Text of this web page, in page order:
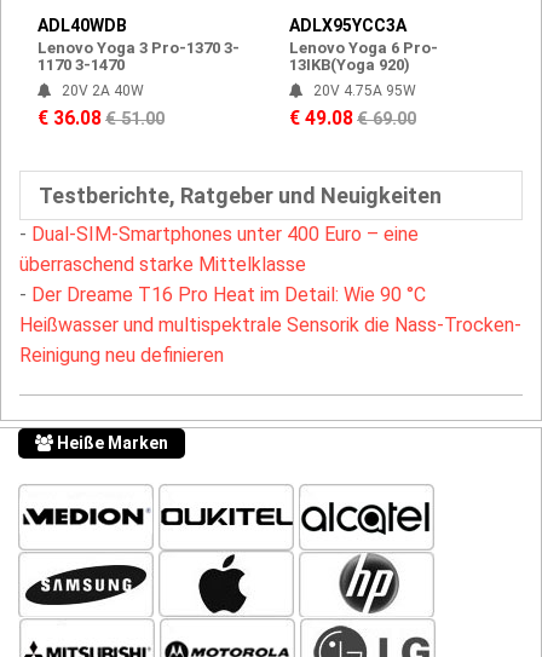
ADL40WDB
Lenovo Yoga 3 Pro-1370 3-
1170 3-1470
20V 2A 40W
€ 36.08€ 51.00
ADLX95YCC3A
Lenovo Yoga 6 Pro-
13IKB(Yoga 920)
20V 4.75A 95W
€ 49.08€ 69.00
Testberichte, Ratgeber und Neuigkeiten
- Dual-SIM-Smartphones unter 400 Euro – eine
überraschend starke Mittelklasse
- Der Dreame T16 Pro Heat im Detail: Wie 90 °C
Heißwasser und multispektrale Sensorik die Nass-Trocken-
Reinigung neu definieren
Heiße Marken